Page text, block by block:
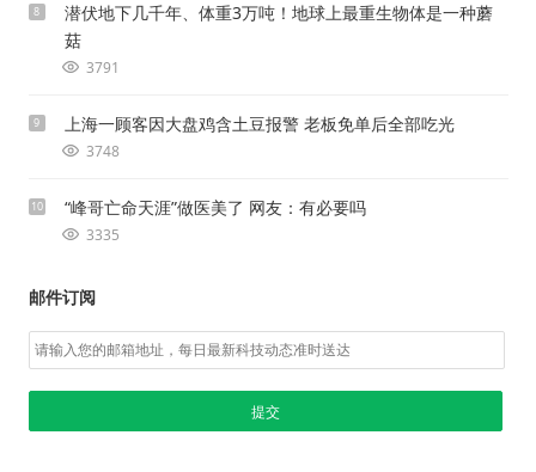
8
潜伏地下几千年、体重3万吨！地球上最重生物体是一种蘑
菇
3791
9 上海一顾客因大盘鸡含土豆报警 老板免单后全部吃光
3748
10 “峰哥亡命天涯”做医美了 网友：有必要吗
3335
邮件订阅